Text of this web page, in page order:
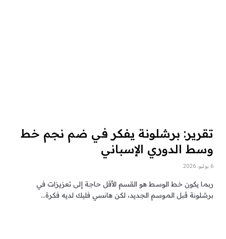
تقرير: برشلونة يفكر في ضم نجم خط
وسط الدوري الإسباني
6 يوليو، 2026
ربما يكون خط الوسط هو القسم الأقل حاجة إلى تعزيزات في
برشلونة قبل الموسم الجديد، لكن هانسي فليك لديه فكرة…